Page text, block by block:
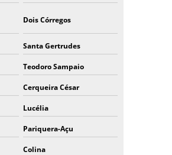
Dois Córregos
Santa Gertrudes
Teodoro Sampaio
Cerqueira César
Lucélia
Pariquera-Açu
Colina